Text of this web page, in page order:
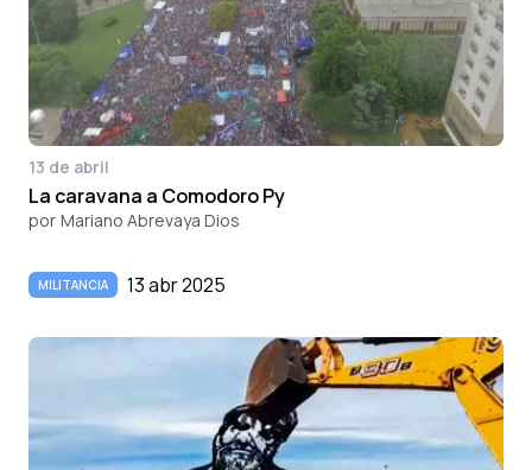
13 de abril
La caravana a Comodoro Py
por Mariano Abrevaya Dios
MILITANCIA 13 abr 2025